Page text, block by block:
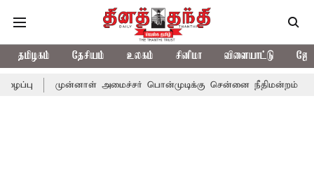
தமிழகம் தேசியம் உலகம் சினிமா விளையாட்டு
அமைச்சர் பொன்முடிக்கு சென்னை நீதிமன்றம் பிடிவாராண்ட்